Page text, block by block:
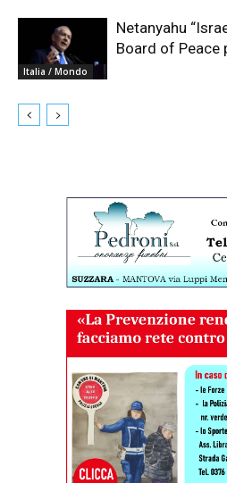
Italia / Mondo
Netanyahu
Board of Peace